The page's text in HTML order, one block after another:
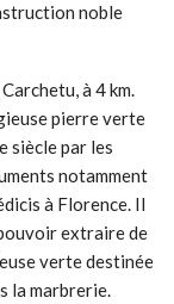
noble
à 4 km.
pierre verte
siècle par les
notamment
à Florence. Il
extraire de
verte destinée
la marbrerie.